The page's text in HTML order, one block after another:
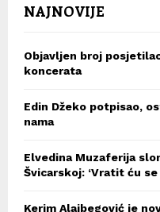
NAJNOVIJE
Objavljen broj
koncerata
Edin Džeko potpisao,
nama
Elvedina Muzaferija
Švicarskoj: ‘Vratit ću
Kerim Alajbegović je